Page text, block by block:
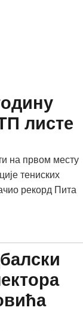
листе
на првом месту
тениских
рекорд Пита